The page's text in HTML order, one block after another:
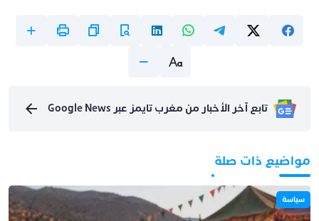
تابع آخر الأخبار من مغرب تايمز عبر Google News
مواضيع ذات صلة
سياسة